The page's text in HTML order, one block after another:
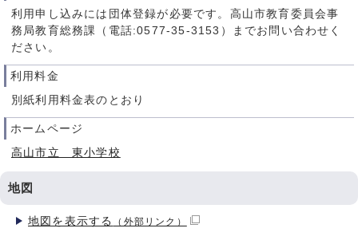
利用申し込みには団体登録が必要です。高山市教育委員会事
務局教育総務課（電話:0577-35-3153）までお問い合わせく
ださい。
利用料金
別紙利用料金表のとおり
ホームページ
高山市立 東小学校
地図
地図を表示する （外部リンク）